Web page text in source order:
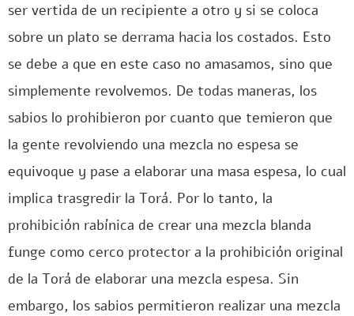
ser vertida de un recipiente a otro y si se coloca
sobre un plato se derrama hacia los costados. Esto
se debe a que en este caso no amasamos, sino que
simplemente revolvemos. De todas maneras, los
sabios lo prohibieron por cuanto que temieron que
la gente revolviendo una mezcla no espesa se
equivoque y pase a elaborar una masa espesa, lo cual
implica trasgredir la Torá. Por lo tanto, la
prohibición rabínica de crear una mezcla blanda
funge como cerco protector a la prohibición original
de la Torá de elaborar una mezcla espesa. Sin
embargo, los sabios permitieron realizar una mezcla